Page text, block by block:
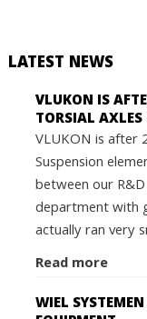
LATEST NEWS
VLUKON IS
TORSIAL
VLUKON is after
Suspension
between our
department with
actually ran very
Read more
WIEL